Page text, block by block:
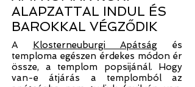
ALAPZATTAL INDUL ÉS
BAROKKAL VÉGZŐDIK
A Klosterneuburgi Apátság és
temploma egészen érdekes módon ér
össze, a templom popsijánál. Hogy
van-e átjárás a templomból az